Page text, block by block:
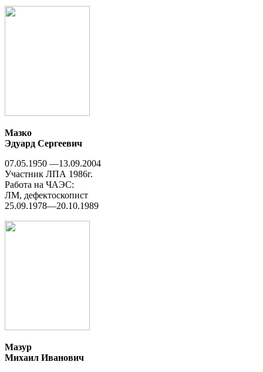
Мазко
Эдуард Сергеевич
07.05.1950 —13.09.2004
Участник ЛПА 1986г.
Работа на ЧАЭС:
ЛМ, дефектоскопист
25.09.1978—20.10.1989
Мазур
Михаил Иванович